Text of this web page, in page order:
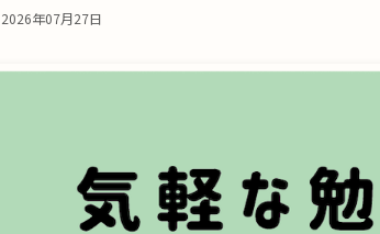
2026年07月27日